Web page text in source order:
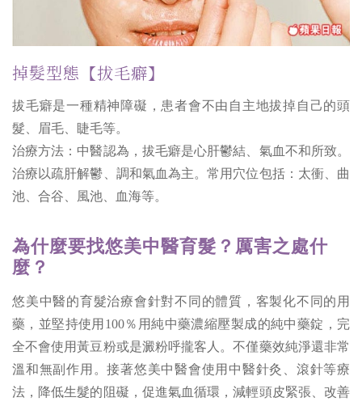
掉髮型態【拔毛癖】
拔毛癖是一種精神障礙，患者會不由自主地拔掉自己的頭
髮、眉毛、睫毛等。
治療方法：中醫認為，拔毛癖是心肝鬱結、氣血不和所致。
治療以疏肝解鬱、調和氣血為主。常用穴位包括：太衝、曲
池、合谷、風池、血海等。
為什麼要找悠美中醫育髮？厲害之處什
麼？
悠美中醫的育髮治療會針對不同的體質，客製化不同的用
藥，並堅持使用100％用純中藥濃縮壓製成的純中藥錠，完
全不會使用黃豆粉或是澱粉呼攏客人。不僅藥效純淨還非常
溫和無副作用。接著悠美中醫會使用中醫針灸、滾針等療
法，降低生髮的阻礙，促進氣血循環，減輕頭皮緊張、改善